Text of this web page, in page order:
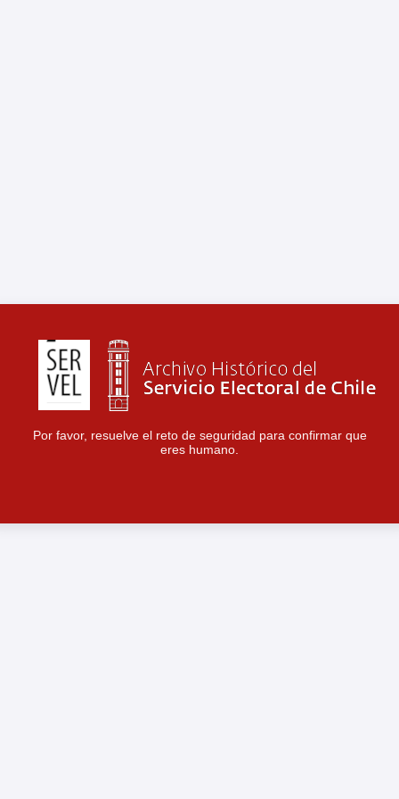
Por favor, resuelve el reto de seguridad para confirmar que
eres humano.